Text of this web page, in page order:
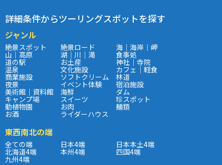
詳細条件からツーリングスポットを探す
ジャンル
絶景スポット 絶景ロード 海｜海岸｜岬
山｜高原 湖｜川｜滝 食事処
道の駅 お土産 神社｜寺院
温泉 文化施設 カフェ｜軽食
商業施設 ソフトクリーム 林道
夜景 イベント体験 宿泊施設
美術館｜資料館 海鮮 ダム
キャンプ場 スイーツ 珍スポット
動植物園 お肉 麺類
お酒 ライダーハウス
東西南北の端
全ての端 日本4端 日本本土4端
北海道4端 本州4端 四国4端
九州4端